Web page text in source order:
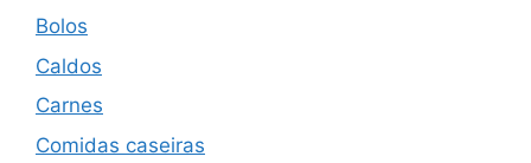
Bolos
Caldos
Carnes
Comidas caseiras